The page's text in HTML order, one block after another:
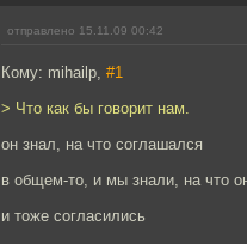
отправлено 15.11.09 00:42
Кому: mihailp, #1
> Что как бы говорит нам.
он знал, на что соглашался
в общем-то, и мы знали, на что
и тоже согласились